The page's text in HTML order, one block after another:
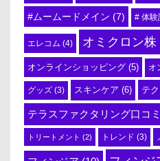
#ムームードメイン (7) # 体験
エレコム (4) オミクロン株
オンラインショッピング (5) オ
グッズ (3) スキンケア (6) テ
テラスファクタリング口コミ
トリートメント (2) トレンド (3)